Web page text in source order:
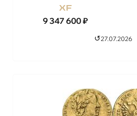
xf
9 347 600₽
↺27.07.2026